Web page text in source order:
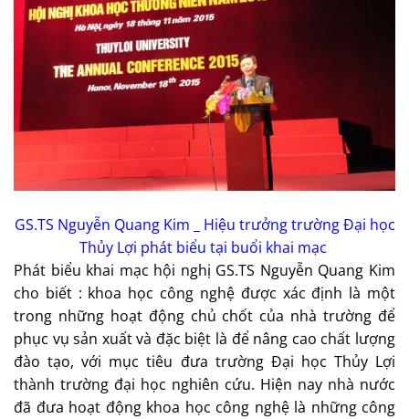
GS.TS Nguyễn Quang Kim _ Hiệu trưởng trường Đại học
Thủy Lợi phát biểu tại buổi khai mạc
Phát biểu khai mạc hội nghị GS.TS Nguyễn Quang Kim
cho biết : khoa học công nghệ được xác định là một
trong những hoạt động chủ chốt của nhà trường để
phục vụ sản xuất và đặc biệt là để nâng cao chất lượng
đào tạo, với mục tiêu đưa trường Đại học Thủy Lợi
thành trường đại học nghiên cứu. Hiện nay nhà nước
đã đưa hoạt động khoa học công nghệ là những công